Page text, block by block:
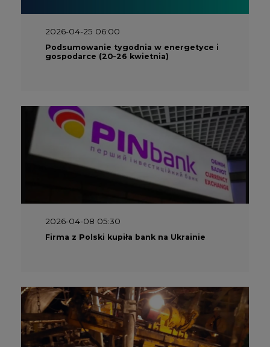
2026-04-25 06:00
Podsumowanie tygodnia w energetyce i
gospodarce (20-26 kwietnia)
2026-04-08 05:30
Firma z Polski kupiła bank na Ukrainie